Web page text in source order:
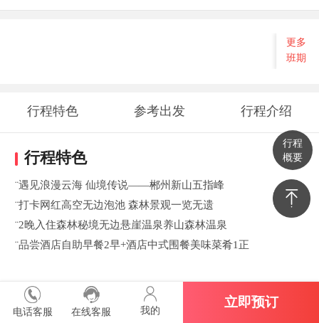
行程
概要
电话客服 在线客服 我的
立即预订
更多
班期
行程特色 参考出发 行程介绍
行程特色
¨遇见浪漫云海 仙境传说——郴州新山五指峰
¨打卡网红高空无边泡池 森林景观一览无遗
¨2晚入住森林秘境无边悬崖温泉养山森林温泉
¨品尝酒店自助早餐2早+酒店中式围餐美味菜肴1正
报名注意：不含必消套餐五指峰往返缆车+环保车+门票+交通